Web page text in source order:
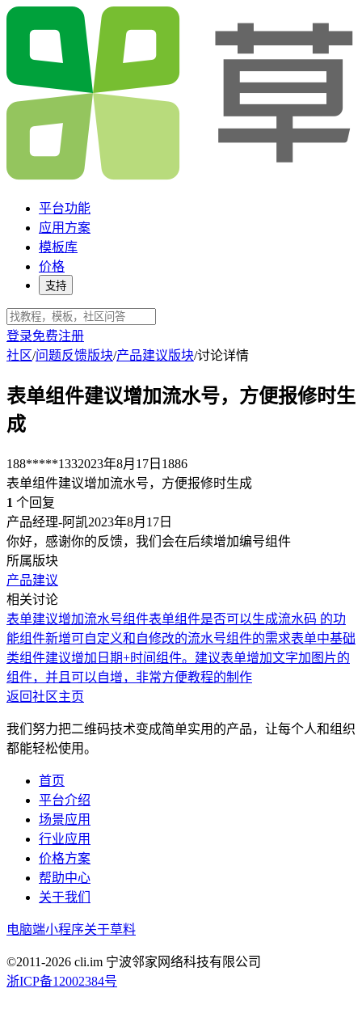
平台功能
应用方案
模板库
价格
支持
登录免费注册
社区/问题反馈版块/产品建议版块/讨论详情
表单组件建议增加流水号，方便报修时生
成
188*****1332023年8月17日 1886
表单组件建议增加流水号，方便报修时生成
1 个回复
产品经理-阿凯2023年8月17日
你好，感谢你的反馈，我们会在后续增加编号组件
所属版块
产品建议
相关讨论
表单建议增加流水号组件表单组件是否可以生成流水码 的功
能组件新增可自定义和自修改的流水号组件的需求表单中基础
类组件建议增加日期+时间组件。 建议表单增加文字加图片的
组件，并且可以自增，非常方便教程的制作
返回社区主页
我们努力把二维码技术变成简单实用的产品，让每个人和组织
都能轻松使用。
首页
平台介绍
场景应用
行业应用
价格方案
帮助中心
关于我们
电脑端小程序关于草料
©2011-2026 cli.im 宁波邻家网络科技有限公司
浙ICP备12002384号